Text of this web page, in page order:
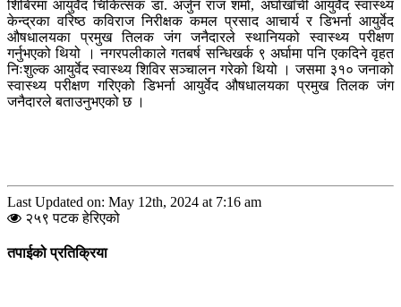
शिबिरमा आयुर्वेद चिकित्सक डा. अर्जुन राज शर्मा, अर्घाखाँची आयुर्वेद स्वास्थ्य
केन्द्रका वरिष्ठ कविराज निरीक्षक कमल प्रसाद आचार्य र डिभर्ना आयुर्वेद
औषधालयका प्रमुख तिलक जंग जनैदारले स्थानियको स्वास्थ्य परीक्षण
गर्नुभएको थियो । नगरपलीकाले गतबर्ष सन्धिखर्क ९ अर्घामा पनि एकदिने वृहत
निःशुल्क आयुर्वेद स्वास्थ्य शिविर सञ्चालन गरेको थियो । जसमा ३१० जनाको
स्वास्थ्य परीक्षण गरिएको डिभर्ना आयुर्वेद औषधालयका प्रमुख तिलक जंग
जनैदारले बताउनुभएको छ ।
Last Updated on: May 12th, 2024 at 7:16 am
२५९ पटक हेरिएको
तपाईको प्रतिक्रिया